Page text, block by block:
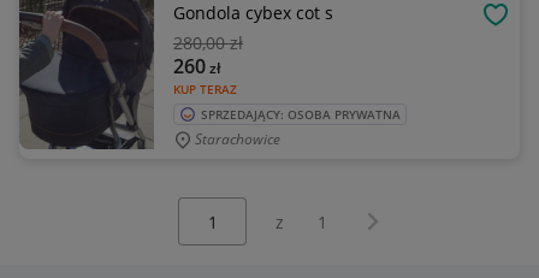
Gondola cybex cot s
280,00 zł
KUP TERAZ
260zł
SPRZEDAJĄCY: OSOBA PRYWATNA
Starachowice
z 1 Następna strona